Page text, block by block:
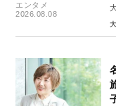
エンタメ
2026.08.08